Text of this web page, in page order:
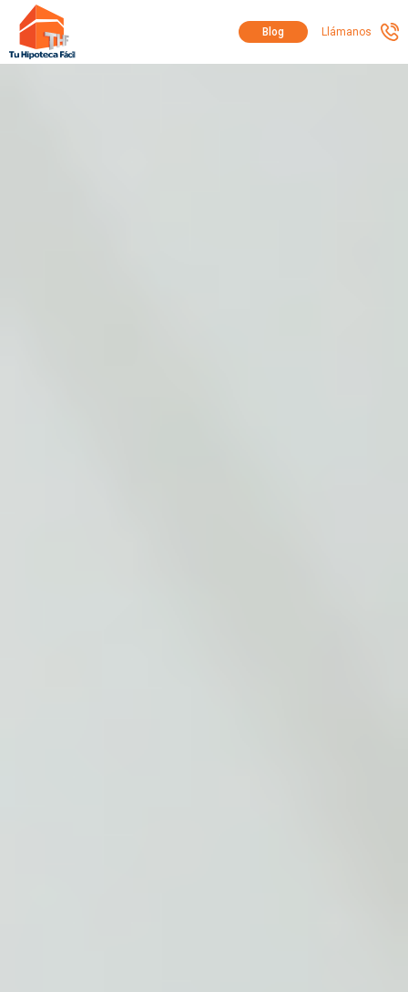
Blog Llámanos